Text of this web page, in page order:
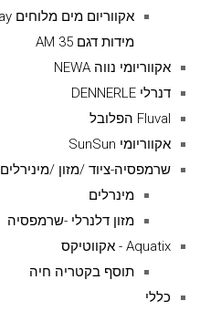
מידות דגם AM 35
אקווריומי נווה NEWA
דנרלי DENNERLE
Fluval הפלובל
אקווריומי SunSun
שרמפסיה-ציוד /מזון /מינירלים
מינרלים
מזון דלנרלי -שרמפסיה
Aquatix - אקווטיקס
תוסף בקטריה חיה
כללי